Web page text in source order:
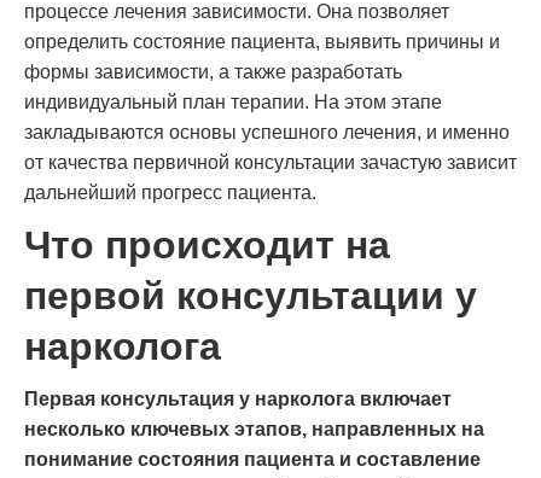
процессе лечения зависимости. Она позволяет
определить состояние пациента, выявить причины и
формы зависимости, а также разработать
индивидуальный план терапии. На этом этапе
закладываются основы успешного лечения, и именно
от качества первичной консультации зачастую зависит
дальнейший прогресс пациента.
Что происходит на
первой консультации у
нарколога
Первая консультация у нарколога включает
несколько ключевых этапов, направленных на
понимание состояния пациента и составление